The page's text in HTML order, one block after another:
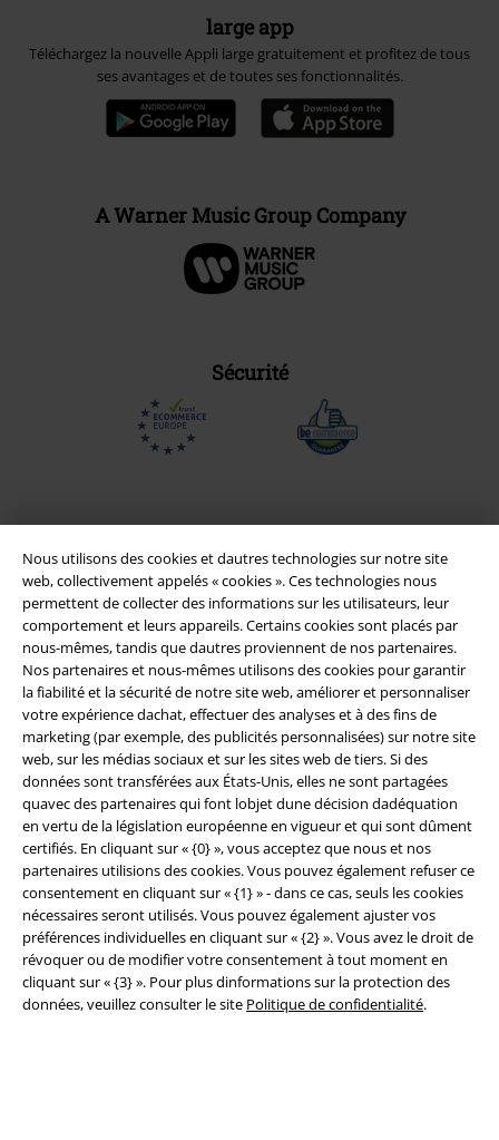
Nous utilisons des cookies et dautres technologies sur notre site
web, collectivement appelés « cookies ». Ces technologies nous
permettent de collecter des informations sur les utilisateurs, leur
comportement et leurs appareils. Certains cookies sont placés par
nous-mêmes, tandis que dautres proviennent de nos partenaires.
Nos partenaires et nous-mêmes utilisons des cookies pour garantir
la fiabilité et la sécurité de notre site web, améliorer et personnaliser
votre expérience dachat, effectuer des analyses et à des fins de
marketing (par exemple, des publicités personnalisées) sur notre site
web, sur les médias sociaux et sur les sites web de tiers. Si des
données sont transférées aux États-Unis, elles ne sont partagées
quavec des partenaires qui font lobjet dune décision dadéquation
en vertu de la législation européenne en vigueur et qui sont dûment
certifiés. En cliquant sur « {0} », vous acceptez que nous et nos
partenaires utilisions des cookies. Vous pouvez également refuser ce
consentement en cliquant sur « {1} » - dans ce cas, seuls les cookies
nécessaires seront utilisés. Vous pouvez également ajuster vos
préférences individuelles en cliquant sur « {2} ». Vous avez le droit de
révoquer ou de modifier votre consentement à tout moment en
cliquant sur « {3} ». Pour plus dinformations sur la protection des
données, veuillez consulter le site Politique de confidentialité.
large app
Téléchargez la nouvelle Appli large gratuitement et profitez de tous
ses avantages et de toutes ses fonctionnalités.
A Warner Music Group Company
Sécurité
Légal
Conditions générales
Éditeur
Clauses de confidentialité
Élimination des déchets et protection de l'environnement
Déclaration de Conformité
Informations sur l'accessibilité